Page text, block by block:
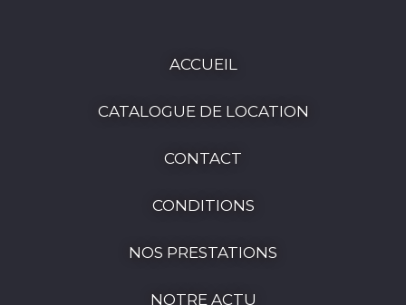
ACCUEIL
CATALOGUE DE LOCATION
CONTACT
CONDITIONS
NOS PRESTATIONS
NOTRE ACTU